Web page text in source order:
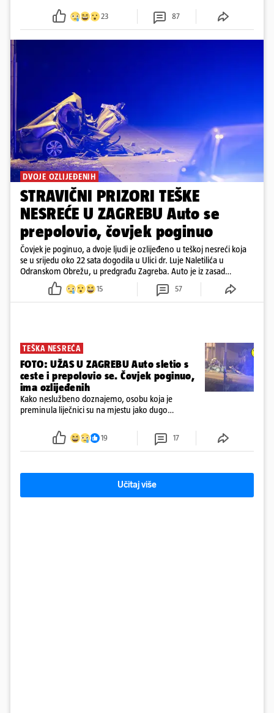
23 87
DVOJE OZLIJEĐENIH
STRAVIČNI PRIZORI TEŠKE
NESREĆE U ZAGREBU Auto se
prepolovio, čovjek poginuo
Čovjek je poginuo, a dvoje ljudi je ozlijeđeno u teškoj nesreći koja
se u srijedu oko 22 sata dogodila u Ulici dr. Luje Naletilića u
Odranskom Obrežu, u predgrađu Zagreba. Auto je iz zasad
neutvrđenih razloga sletio s kolnika, a od siline udara vozilo se
prepolovilo.
15 57
TEŠKA NESREĆA
FOTO: UŽAS U ZAGREBU Auto sletio s
ceste i prepolovio se. Čovjek poginuo,
ima ozlijeđenih
Kako neslužbeno doznajemo, osobu koja je
preminula liječnici su na mjestu jako dugo
19 17
Učitaj više